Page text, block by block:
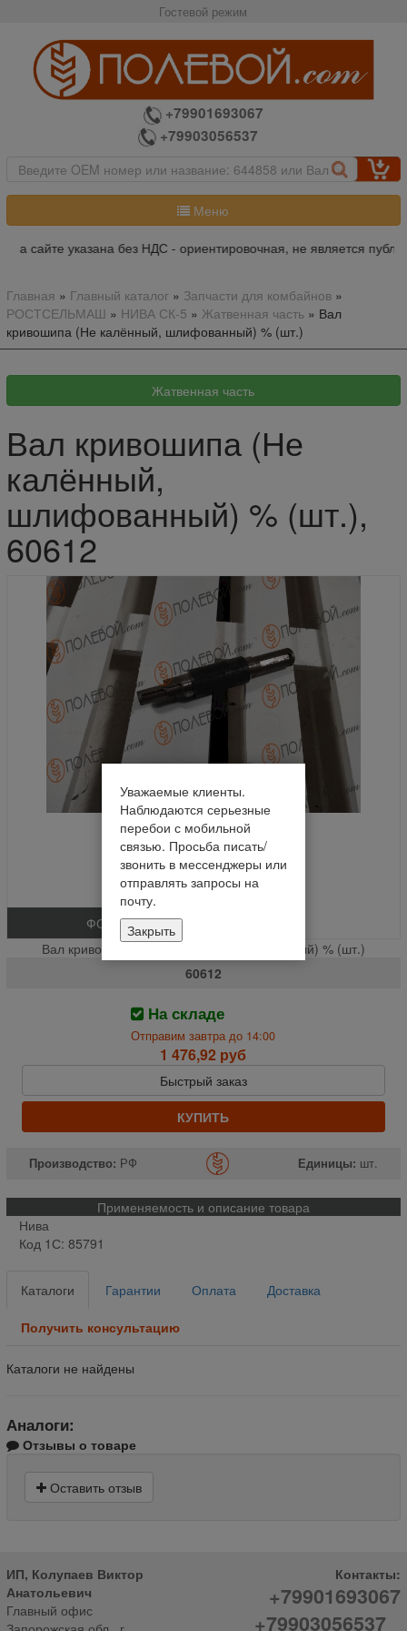
Гостевой режим
+79901693067
+79903056537
Меню
сайте указана без НДС - ориентировочная, не является
Главная » Главный каталог» Запчасти для комбайнов»
РОСТСЕЛЬМАШ » НИВА СК-5 » Жатвенная часть» Вал
кривошипа (Не калённый, шлифованный) % (шт.)
Вал кривошипа (Не
калённый,
шлифованный) % (шт.),
60612
ФОТО
Вал кривошипа (Не калённый, шлифованный) % (шт.)
60612
На складе
Отправим завтра до 14:00
1 476,92 руб
Быстрый заказ
КУПИТЬ
Производство: РФ Единицы: шт.
Применяемость и описание товара
Нива
Код 1С: 85791
Каталоги Гарантии Оплата Доставка
Получить консультацию
Каталоги не найдены
Аналоги:
Отзывы о товаре
Оставить отзыв
ИП, Колупаев Виктор
Анатольевич
Главный офис
Контакты:
+79901693067
+79903056537
Уважаемые клиенты.
Наблюдаются серьезные
перебои с мобильной
связью. Просьба писать/
звонить в мессенджеры или
отправлять запросы на
почту.
Закрыть